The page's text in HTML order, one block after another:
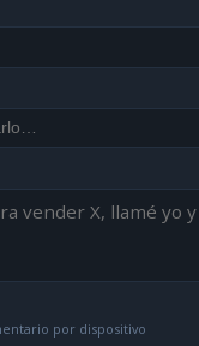
por dispositivo